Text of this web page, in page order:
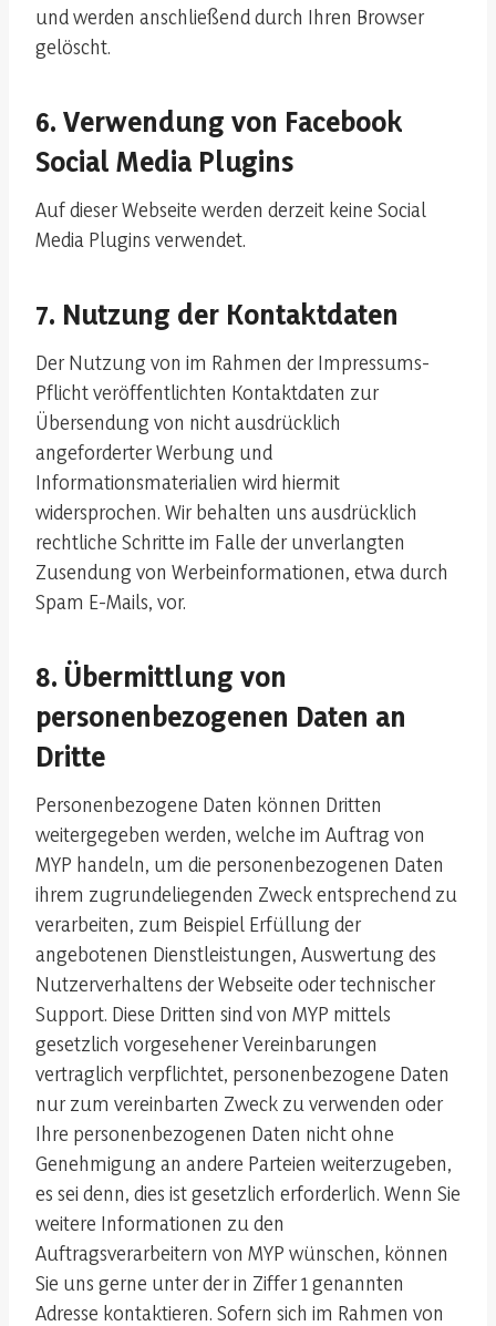
und werden anschließend durch Ihren Browser
gelöscht.
6. Verwendung von Facebook
Social Media Plugins
Auf dieser Webseite werden derzeit keine Social
Media Plugins verwendet.
7. Nutzung der Kontaktdaten
Der Nutzung von im Rahmen der Impressums-
Pflicht veröffentlichten Kontaktdaten zur
Übersendung von nicht ausdrücklich
angeforderter Werbung und
Informationsmaterialien wird hiermit
widersprochen. Wir behalten uns ausdrücklich
rechtliche Schritte im Falle der unverlangten
Zusendung von Werbeinformationen, etwa durch
Spam E-Mails, vor.
8. Übermittlung von
personenbezogenen Daten an
Dritte
Personenbezogene Daten können Dritten
weitergegeben werden, welche im Auftrag von
MYP handeln, um die personenbezogenen Daten
ihrem zugrundeliegenden Zweck entsprechend zu
verarbeiten, zum Beispiel Erfüllung der
angebotenen Dienstleistungen, Auswertung des
Nutzerverhaltens der Webseite oder technischer
Support. Diese Dritten sind von MYP mittels
gesetzlich vorgesehener Vereinbarungen
vertraglich verpflichtet, personenbezogene Daten
nur zum vereinbarten Zweck zu verwenden oder
Ihre personenbezogenen Daten nicht ohne
Genehmigung an andere Parteien weiterzugeben,
es sei denn, dies ist gesetzlich erforderlich. Wenn Sie
weitere Informationen zu den
Auftragsverarbeitern von MYP wünschen, können
Sie uns gerne unter der in Ziffer 1 genannten
Adresse kontaktieren. Sofern sich im Rahmen von